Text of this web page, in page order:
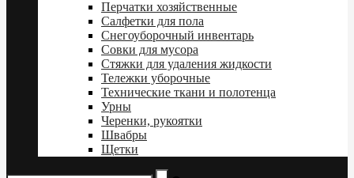
Перчатки хозяйственные
Салфетки для пола
Снегоуборочный инвентарь
Совки для мусора
Стяжки для удаления жидкости
Тележки уборочные
Технические ткани и полотенца
Урны
Черенки, рукоятки
Швабры
Щетки